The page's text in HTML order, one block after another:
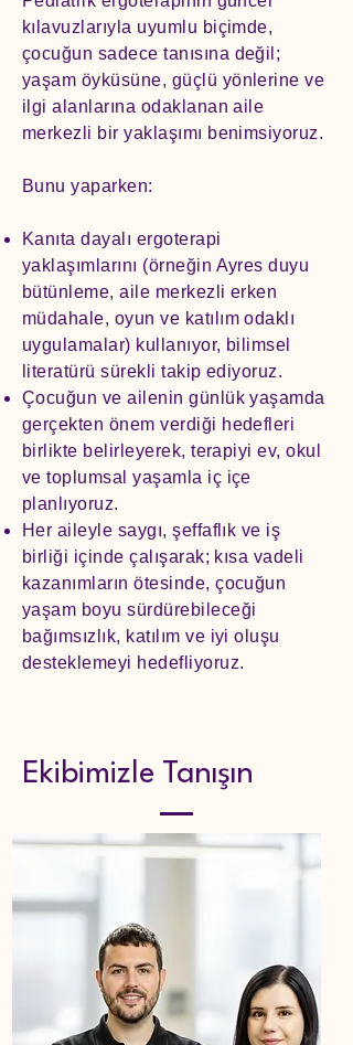
kılavuzlarıyla uyumlu biçimde,
çocuğun sadece tanısına değil;
yaşam öyküsüne, güçlü yönlerine ve
ilgi alanlarına odaklanan aile
merkezli bir yaklaşımı benimsiyoruz.
Bunu yaparken:
Kanıta dayalı ergoterapi
yaklaşımlarını (örneğin Ayres duyu
bütünleme, aile merkezli erken
müdahale, oyun ve katılım odaklı
uygulamalar) kullanıyor, bilimsel
literatürü sürekli takip ediyoruz.
Çocuğun ve ailenin günlük yaşamda
gerçekten önem verdiği hedefleri
birlikte belirleyerek, terapiyi ev, okul
ve toplumsal yaşamla iç içe
planlıyoruz.
Her aileyle saygı, şeffaflık ve iş
birliği içinde çalışarak; kısa vadeli
kazanımların ötesinde, çocuğun
yaşam boyu sürdürebileceği
bağımsızlık, katılım ve iyi oluşu
desteklemeyi hedefliyoruz.
Ekibimizle Tanışın